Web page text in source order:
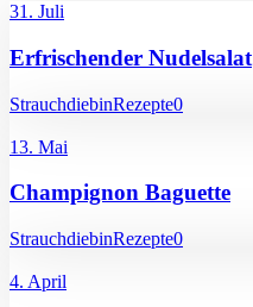
31. Juli
Erfrischender Nudelsalat
StrauchdiebinRezepte0
13. Mai
Champignon Baguette
StrauchdiebinRezepte0
4. April